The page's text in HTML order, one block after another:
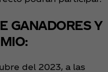
GANADORES Y
del 2023, a las